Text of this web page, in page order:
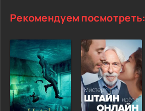
Рекомендуем посмотреть: